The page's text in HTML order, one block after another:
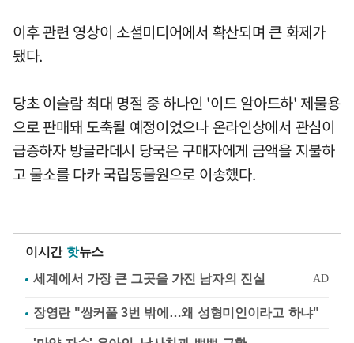
이후 관련 영상이 소셜미디어에서 확산되며 큰 화제가
됐다.
당초 이슬람 최대 명절 중 하나인 '이드 알아드하' 제물용
으로 판매돼 도축될 예정이었으나 온라인상에서 관심이
급증하자 방글라데시 당국은 구매자에게 금액을 지불하
고 물소를 다카 국립동물원으로 이송했다.
이시간 핫뉴스
장영란 "쌍커풀 3번 밖에…왜 성형미인이라고 하냐"